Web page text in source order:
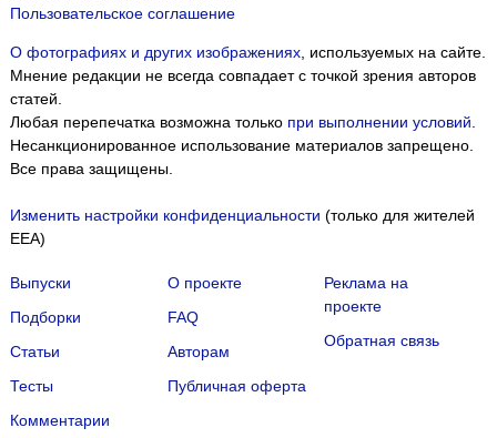
Пользовательское соглашение
О фотографиях и других изображениях, используемых на сайте.
Мнение редакции не всегда совпадает с точкой зрения авторов
статей.
Любая перепечатка возможна только при выполнении условий
Несанкционированное использование материалов запрещено.
Все права защищены.
Изменить настройки конфиденциальности (только для жителей
EEA)
Выпуски
Подборки
Статьи
Тесты
Комментарии
О проекте
FAQ
Авторам
Публичная оферта
Реклама на
проекте
Обратная связь